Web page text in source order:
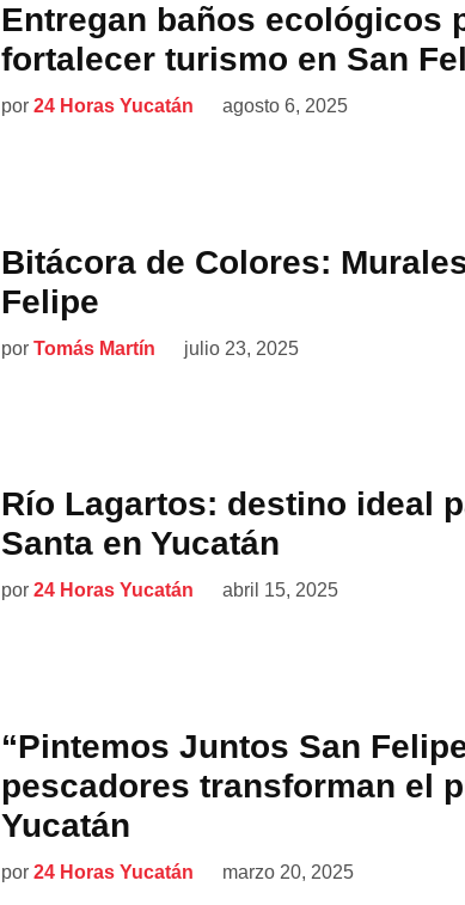
Entregan baños ecológicos
fortalecer turismo en San
por 24 Horas Yucatán agosto 6, 2025
Bitácora de Colores:
Felipe
por Tomás Martín julio 23, 2025
Río Lagartos: destino ideal
Santa en Yucatán
por 24 Horas Yucatán abril 15, 2025
“Pintemos Juntos San
pescadores transforman el
Yucatán
por 24 Horas Yucatán marzo 20, 2025